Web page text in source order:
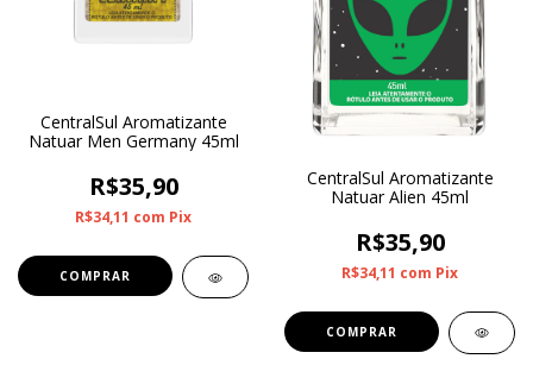
CentralSul Aromatizante
Natuar Men Germany 45ml
R$35,90
R$34,11 com Pix
CentralSul Aromatizante
Natuar Alien 45ml
R$35,90
R$34,11 com Pix